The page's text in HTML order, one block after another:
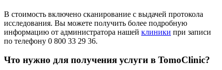
В стоимость включено сканирование с выдачей протокола
исследования. Вы можете получить более подробную
информацию от администратора нашей клиники при записи
по телефону 0 800 33 29 36.
Что нужно для получения услуги в TomoClinic?